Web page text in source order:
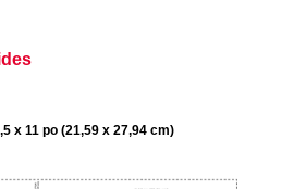
x 11 po (21,59 x 27,94 cm)